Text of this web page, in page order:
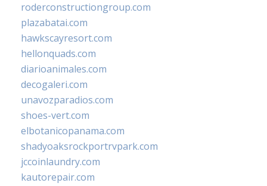
roderconstructiongroup.com
plazabatai.com
hawkscayresort.com
hellonquads.com
diarioanimales.com
decogaleri.com
unavozparadios.com
shoes-vert.com
elbotanicopanama.com
shadyoaksrockportrvpark.com
jccoinlaundry.com
kautorepair.com